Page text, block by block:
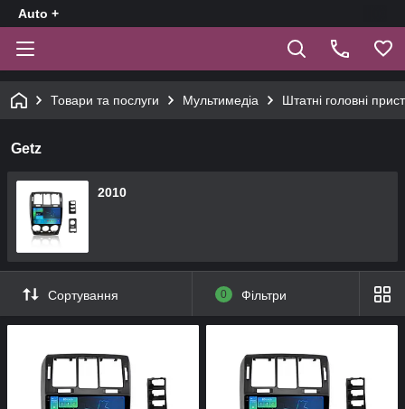
Auto +
Товари та послуги Мультимедіа Штатні головні
Getz
2010
Сортування 0 Фільтри